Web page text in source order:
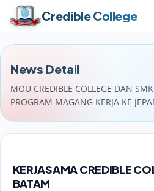
Credible College
News Detail
MOU CREDIBLE COLLEGE DAN
PROGRAM MAGANG KERJA KE
KERJASAMA CREDIBLE
BATAM